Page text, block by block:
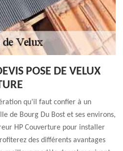
POSE DE VELUX
qu’il faut confier à un
de Bourg Du Bost et ses environs,
HP Couverture pour installer
des différents avantages